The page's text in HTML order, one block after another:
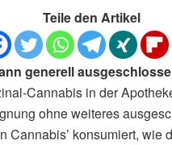
Teile den Artikel
generell
Cannabis in der
ohne weiteres
konsumiert, wie